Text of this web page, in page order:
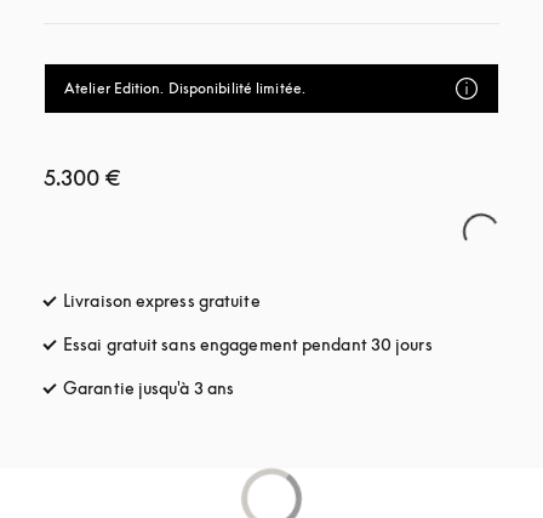
Atelier Edition. Disponibilité limitée.
5.300 €
Livraison express gratuite
Essai gratuit sans engagement pendant 30 jours
Garantie jusqu'à 3 ans